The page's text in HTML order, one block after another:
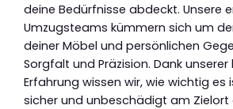
deine Bedürfnisse abdeckt. Unsere
Umzugsteams kümmern sich um
deiner Möbel und persönlichen
Sorgfalt und Präzision. Dank
Erfahrung wissen wir, wie wichtig es
sicher und unbeschädigt am